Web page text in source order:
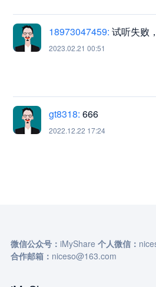
18973047459: 试听失败
2023.02.21 00:51
gt8318: 666
2022.12.22 17:24
微信公众号： iMyShare 个人微信：
合作邮箱： niceso@163.com